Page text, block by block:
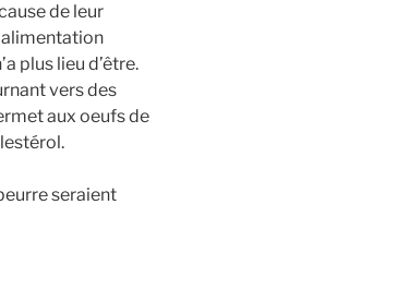
de leur
alimentation
plus lieu d’être.
vers des
aux oeufs de
seraient